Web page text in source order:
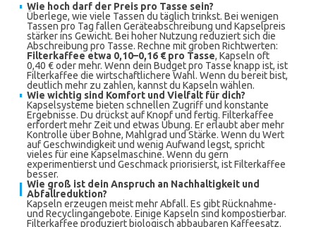
Wie hoch darf der Preis pro Tasse sein?
Überlege, wie viele Tassen du täglich trinkst. Bei wenigen
Tassen pro Tag fallen Geräteabschreibung und Kapselpreis
stärker ins Gewicht. Bei hoher Nutzung reduziert sich die
Abschreibung pro Tasse. Rechne mit groben Richtwerten:
Filterkaffee etwa 0,10–0,16 € pro Tasse, Kapseln oft
0,40 € oder mehr. Wenn dein Budget pro Tasse knapp ist, ist
Filterkaffee die wirtschaftlichere Wahl. Wenn du bereit bist,
deutlich mehr zu zahlen, kannst du Kapseln wählen.
Wie wichtig sind Komfort und Vielfalt für dich?
Kapselsysteme bieten schnellen Zugriff und konstante
Ergebnisse. Du drückst auf Knopf und fertig. Filterkaffee
erfordert mehr Zeit und etwas Übung. Er erlaubt aber mehr
Kontrolle über Bohne, Mahlgrad und Stärke. Wenn du Wert
auf Geschwindigkeit und wenig Aufwand legst, spricht
vieles für eine Kapselmaschine. Wenn du gern
experimentierst und Geschmack priorisierst, ist Filterkaffee
besser.
Wie groß ist dein Anspruch an Nachhaltigkeit und
Abfallreduktion?
Kapseln erzeugen meist mehr Abfall. Es gibt Rücknahme-
und Recyclingangebote. Einige Kapseln sind kompostierbar.
Filterkaffee produziert biologisch abbaubaren Kaffeesatz.